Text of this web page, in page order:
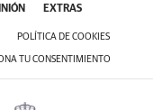
EXTRAS
POLÍTICA DE COOKIES
TU CONSENTIMIENTO